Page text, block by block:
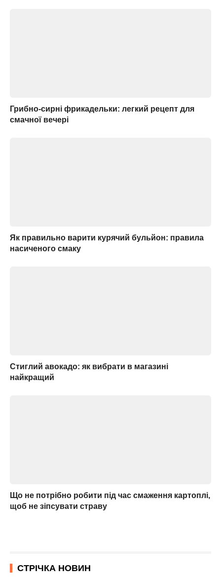
Грибно-сирні фрикадельки: легкий рецепт для
смачної вечері
Як правильно варити курячий бульйон: правила
насиченого смаку
Стиглий авокадо: як вибрати в магазині
найкращий
Що не потрібно робити під час смаження картоплі,
щоб не зіпсувати страву
СТРІЧКА НОВИН